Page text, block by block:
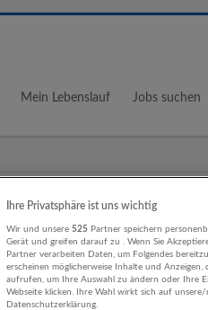
Mein Lebenslauf Jobs suchen
Wo?
Ihre Privatsphäre ist uns wichtig
Wir und unsere525 Partner speichern
Gerät und greifen darauf zu . Wenn Sie
Partner verarbeiten Daten, um Folgendes
erscheinen möglicherweise Inhalte und
aufrufen, um Ihre Auswahl zu ändern oder Ihre
Webseite klicken. Ihre Wahl wirkt sich auf
Datenschutzerklärung.